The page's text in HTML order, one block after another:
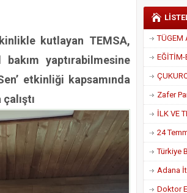
kutlayan TEMSA,
yaptırabilmesine
etkinliği kapsamında
Adana